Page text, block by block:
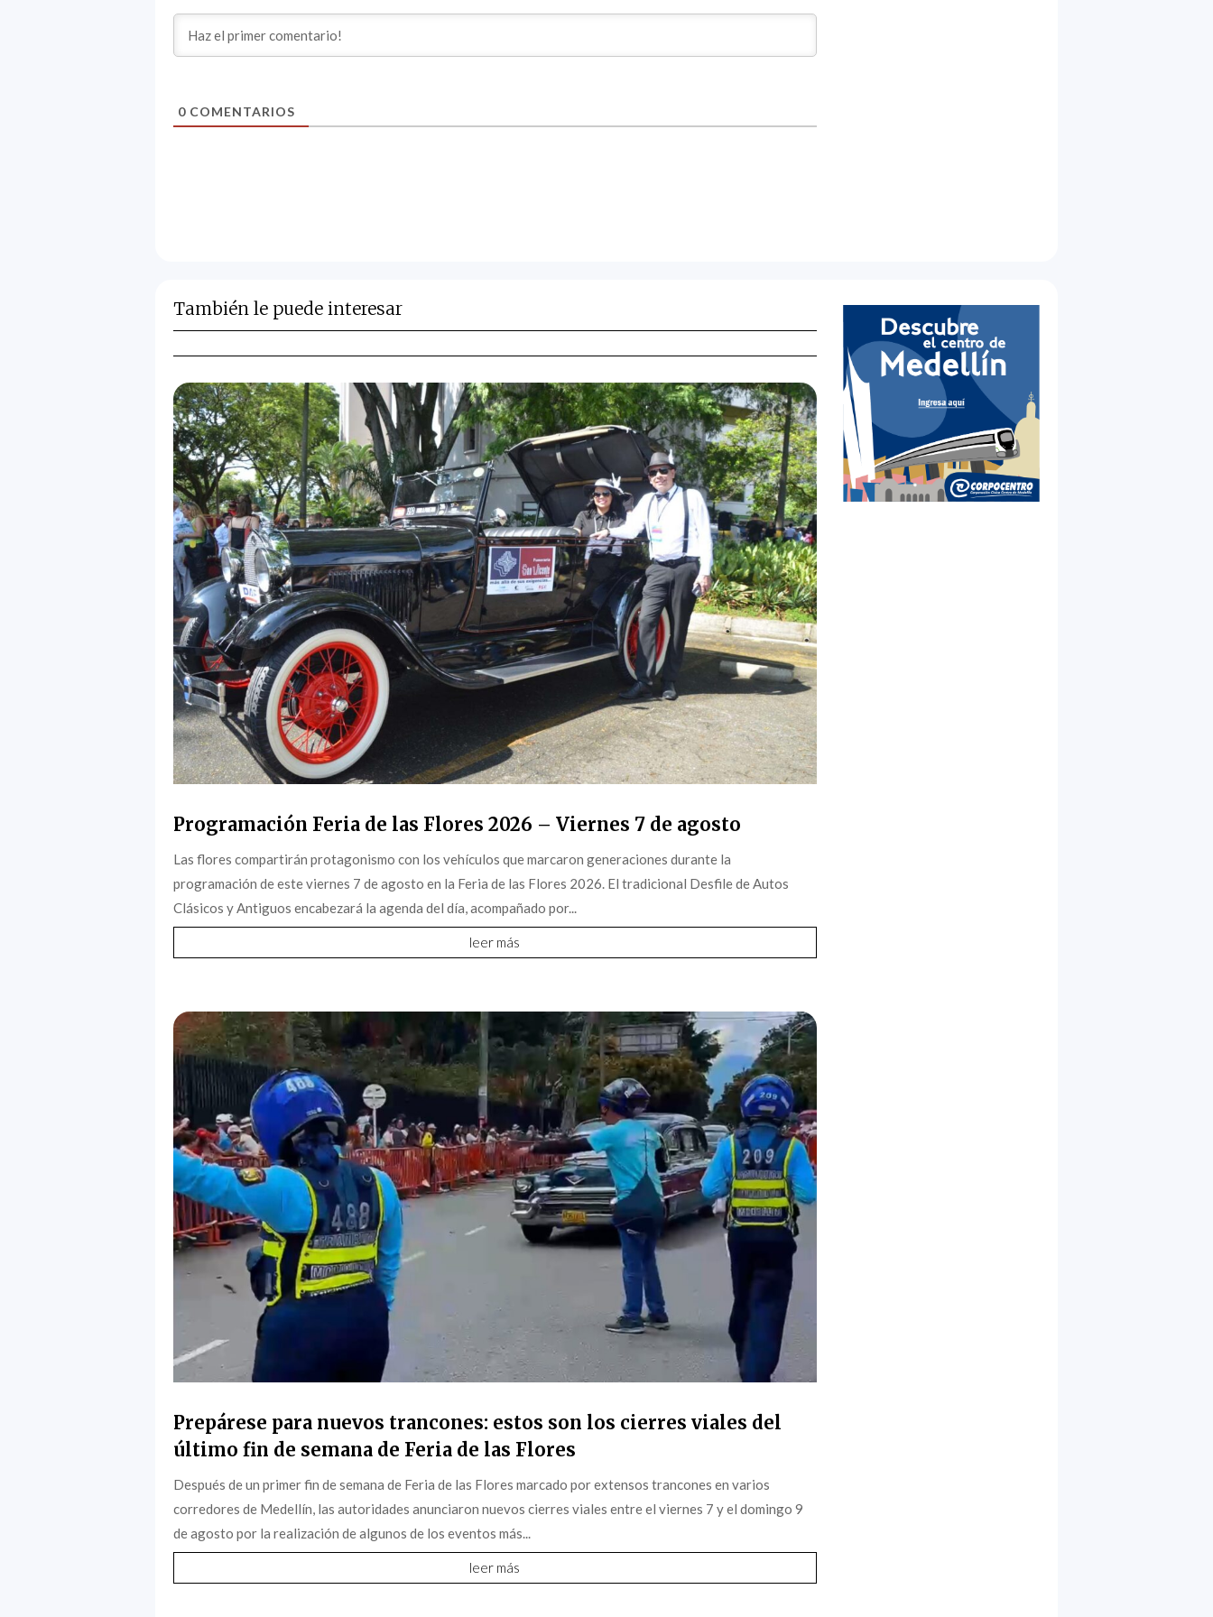
0 COMENTARIOS
También le puede interesar
Programación Feria de las Flores 2026 – Viernes 7 de agosto
Las flores compartirán protagonismo con los vehículos que marcaron generaciones durante la
programación de este viernes 7 de agosto en la Feria de las Flores 2026. El tradicional Desfile de Autos
Clásicos y Antiguos encabezará la agenda del día, acompañado por...
leer más
Prepárese para nuevos trancones: estos son los cierres viales del
último fin de semana de Feria de las Flores
Después de un primer fin de semana de Feria de las Flores marcado por extensos trancones en varios
corredores de Medellín, las autoridades anunciaron nuevos cierres viales entre el viernes 7 y el domingo 9
de agosto por la realización de algunos de los eventos más...
leer más